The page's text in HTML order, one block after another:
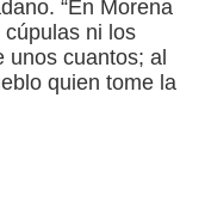
“En Morena
ni los
unos cuantos; al
quien tome la